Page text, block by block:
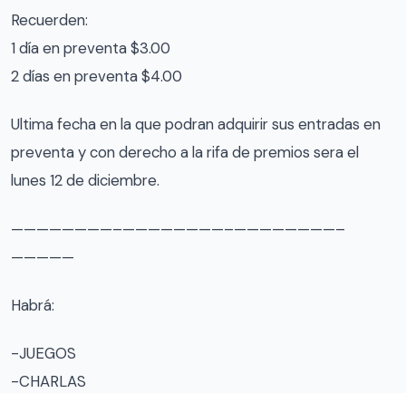
Recuerden:
1 día en preventa $3.00
2 días en preventa $4.00
Ultima fecha en la que podran adquirir sus entradas en
preventa y con derecho a la rifa de premios sera el
lunes 12 de diciembre.
————————–————————–————————–
—————
Habrá:
-JUEGOS
-CHARLAS